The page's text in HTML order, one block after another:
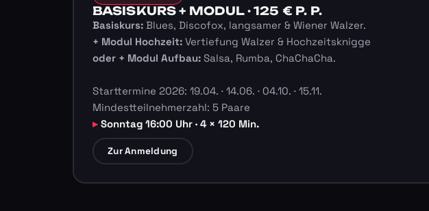
BASISKURS + MODUL · 125 € P. P.
Basiskurs:Blues, Discofox, langsamer & Wiener Walzer.
+ Modul Hochzeit:Vertiefung Walzer & Hochzeitsknigge
oder + Modul Aufbau:Salsa, Rumba, ChaChaCha.
Starttermine 2026: 19.04. · 14.06. · 04.10. · 15.11.
Mindestteilnehmerzahl: 5 Paare
Sonntag 16:00 Uhr · 4 × 120 Min.
Zur Anmeldung